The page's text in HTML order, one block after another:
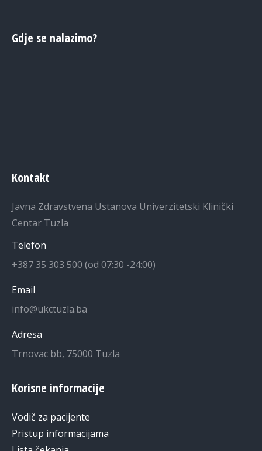
Gdje se nalazimo?
Kontakt
Javna Zdravstvena Ustanova Univerzitetski Klinički
Centar Tuzla
Telefon
+387 35 303 500 (od 07:30 -24:00)
Email
info@ukctuzla.ba
Adresa
Trnovac bb, 75000 Tuzla
Korisne informacije
Vodič za pacijente
Pristup informacijama